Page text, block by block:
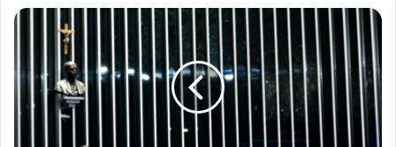
u
e
ç